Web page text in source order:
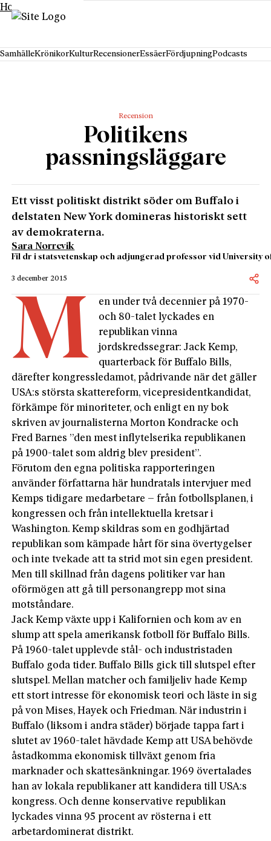
Hoppa till innehåll
SamhälleKrönikorKulturRecensionerEssäerFördjupningPodcasts
Recension
Politikens
passningsläggare
Ett visst politiskt distrikt söder om Buffalo i
delstaten New York domineras historiskt sett
av demokraterna.
Sara Norrevik
Fil dr i statsvetenskap och adjungerad professor vid University
3 december 2015
M
en under två decennier på 1970-
och 80-talet lyckades en
republikan vinna
jordskredssegrar: Jack Kemp,
quarterback för Buffalo Bills,
därefter kongressledamot, pådrivande när det gäller
USA:s största skattereform, vicepresidentkandidat,
förkämpe för minoriteter, och enligt en ny bok
skriven av journalisterna Morton Kondracke och
Fred Barnes ”den mest inflytelserika republikanen
på 1900-talet som aldrig blev president”.
Förutom den egna politiska rapporteringen
använder författarna här hundratals intervjuer med
Kemps tidigare medarbetare – från fotbollsplanen, i
kongressen och från intellektuella kretsar i
Washington. Kemp skildras som en godhjärtad
republikan som kämpade hårt för sina övertygelser
och inte tvekade att ta strid mot sin egen president.
Men till skillnad från dagens politiker var han
oförmögen att gå till personangrepp mot sina
motståndare.
Jack Kemp växte upp i Kalifornien och kom av en
slump att spela amerikansk fotboll för Buffalo Bills.
På 1960-talet upplevde stål- och industristaden
Buffalo goda tider. Buffalo Bills gick till slutspel efter
slutspel. Mellan matcher och familjeliv hade Kemp
ett stort intresse för ekonomisk teori och läste in sig
på von Mises, Hayek och Friedman. När industrin i
Buffalo (liksom i andra städer) började tappa fart i
slutet av 1960-talet hävdade Kemp att USA behövde
åstadkomma ekonomisk tillväxt genom fria
marknader och skattesänkningar. 1969 övertalades
han av lokala republikaner att kandidera till USA:s
kongress. Och denne konservative republikan
lyckades vinna 95 procent av rösterna i ett
arbetardominerat distrikt.